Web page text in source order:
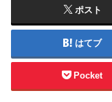
ポスト
はてブ
Pocket